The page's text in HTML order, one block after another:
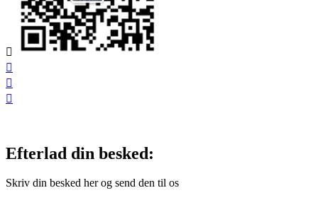




Efterlad din besked:
Skriv din besked her og send den til os